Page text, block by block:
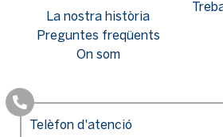
La nostra història
Preguntes freqüents
On som
Telèfon d'atenció